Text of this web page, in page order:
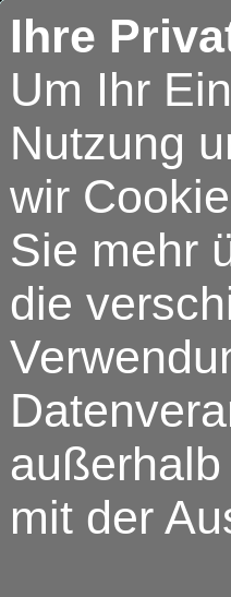
Ihre
Um Ihr
Nutzung
wir
Sie mehr
die
mit der